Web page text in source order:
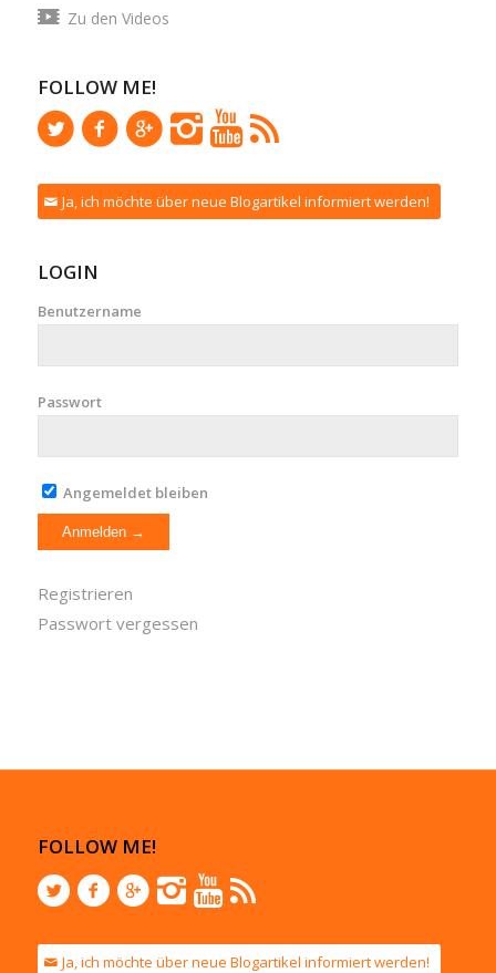
Zu den Videos
FOLLOW ME!
Ja, ich möchte über neue Blogartikel informiert werden!
LOGIN
Benutzername
Passwort
Angemeldet bleiben
Registrieren
Passwort vergessen
FOLLOW ME!
Ja, ich möchte über neue Blogartikel informiert werden!